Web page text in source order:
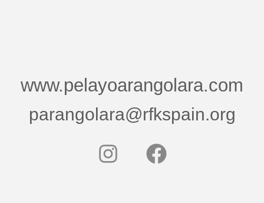
www.pelayoarangolara.com
parangolara@rfkspain.org